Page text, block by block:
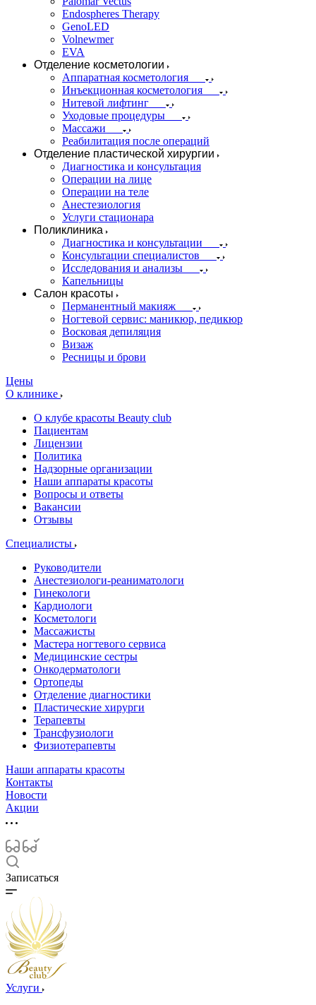
Endospheres Therapy
GenoLED
Volnewmer
EVA
Отделение косметологии
Аппаратная косметология
Инъекционная косметология
Нитевой лифтинг
Уходовые процедуры
Массажи
Реабилитация после операций
Отделение пластической хирургии
Диагностика и консультация
Операции на лице
Операции на теле
Анестезиология
Услуги стационара
Поликлиника
Диагностика и консультации
Консультации специалистов
Исследования и анализы
Капельницы
Салон красоты
Перманентный макияж
Ногтевой сервис: маникюр, педикюр
Восковая депиляция
Визаж
Ресницы и брови
Цены
О клинике
О клубе красоты Beauty club
Пациентам
Лицензии
Политика
Надзорные организации
Наши аппараты красоты
Вопросы и ответы
Вакансии
Отзывы
Специалисты
Руководители
Анестезиологи-реаниматологи
Гинекологи
Кардиологи
Косметологи
Массажисты
Мастера ногтевого сервиса
Медицинские сестры
Онкодерматологи
Ортопеды
Отделение диагностики
Пластические хирурги
Терапевты
Трансфузиологи
Физиотерапевты
Наши аппараты красоты
Контакты
Новости
Акции
Записаться
Услуги